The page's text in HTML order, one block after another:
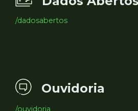
/dadosabertos
Ouvidoria
/ouvidoria